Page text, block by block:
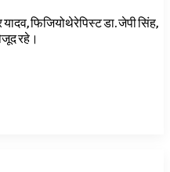
यादव,फिजियोथेरेपिस्ट डा. जेपी सिंह,
रहे।